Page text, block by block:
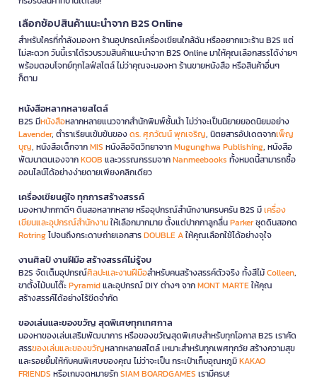
เลือกช้อปสินค้าแนะนำจาก B2S Online
สำหรับใครที่กำลังมองหา ร้านอุปกรณ์เครื่องเขียนใกล้ฉัน หรืออยากแวะร้าน B2S แต่
ไม่สะดวก วันนี้เราได้รวบรวมสินค้าแนะนำจาก B2S Online มาให้คุณเลือกสรรได้ง่ายๆ
พร้อมตอบโจทย์ทุกไลฟ์สไตล์ ไม่ว่าคุณจะมองหา ร้านขายหนังสือ หรือสินค้าอื่นๆ
ก็ตาม
หนังสือหลากหลายสไตล์
B2S มีหนังสือหลากหลายแนวจากสำนักพิมพ์ชั้นนำ ไม่ว่าจะเป็นนิยายยอดนิยมอย่าง
Lavender, ตำราเรียนเข้มข้นของดร. ศุภวัฒน์ พุกเจริญ, นิตยสารอัปเดตจากเพ็ญ
บุญ, หนังสือเด็กจากMIS หนังสือจิตวิทยาจากMugunghwa Publishing, หนังสือ
พัฒนาตนเองจากKOOB และวรรณกรรมจากNanmeebooks ทั้งหมดนี้สามารถซื้อ
ออนไลน์ได้อย่างง่ายดายเพียงคลิกเดียว
เครื่องเขียนคู่ใจ ทุกการสร้างสรรค์
มองหาปากกาดีๆ ดินสอหลากหลาย หรืออุปกรณ์สำนักงานครบครัน B2S มีเครื่อง
เขียนและอุปกรณ์สำนักงานให้เลือกมากมาย ตั้งแต่ปากกาลูกลื่นParkerชุดดินสอกด
Rotringไปจนถึงกระดาษถ่ายเอกสารDOUBLE Aให้คุณเลือกใช้ได้อย่างจุใจ
งานศิลป์ งานฝีมือ สร้างสรรค์ไม่รู้จบ
B2S จัดเต็มอุปกรณ์ศิลปะและงานฝีมือสำหรับคนสร้างสรรค์ตัวจริง ทั้งสีไม้Colleen,
ขาตั้งไม้บนโต๊ะPyramidและอุปกรณ์ DIY ต่างๆ จากMONT MARTEให้คุณ
สร้างสรรค์ได้อย่างไร้ขีดจำกัด
ของเล่นและของขวัญ สุดพิเศษทุกเทศกาล
มองหาของเล่นเสริมพัฒนาการ หรือของขวัญสุดพิเศษสำหรับทุกโอกาส B2S เราคัด
สรรของเล่นและของขวัญหลากหลายสไตล์ เหมาะสำหรับทุกเพศทุกวัย สร้างความสุข
และรอยยิ้มให้กับคนพิเศษของคุณ ไม่ว่าจะเป็น กระเป๋าเก็บอุณหภูมิKAKAO
FRIENDS หรือเกมจดหมายรักSIAM BOARDGAMES เรามีครบ!